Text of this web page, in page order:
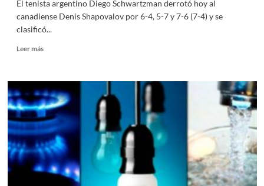
recuperación
de
la
económica
El tenista argentino Diego Schwartzman derrotó hoy al
canadiense Denis Shapovalov por 6-4, 5-7 y 7-6 (7-4) y se
clasificó...
Leer másLeer
Schwartzman
se
clasificó
a
la
final
del
Masters
1000